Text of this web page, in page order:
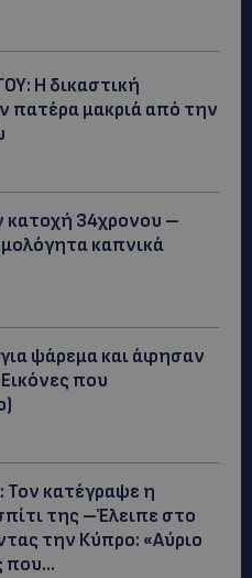
Η δικαστική
μακριά από την
κατοχή 34χρονου –
καπνικά
ψάρεμα και άφησαν
που
Τον κατέγραψε η
της –Έλειπε στο
την Κύπρο: «Αύριο
που...